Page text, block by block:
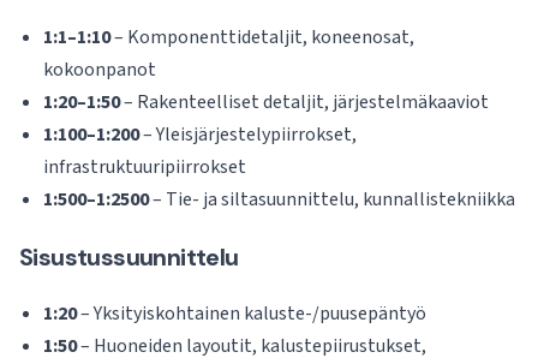
1:1–1:10– Komponenttidetaljit, koneenosat,
kokoonpanot
1:20–1:50– Rakenteelliset detaljit, järjestelmäkaaviot
1:100–1:200– Yleisjärjestelypiirrokset,
infrastruktuuripiirrokset
1:500–1:2500– Tie- ja siltasuunnittelu, kunnallistekniikka
Sisustussuunnittelu
1:20– Yksityiskohtainen kaluste-/puusepäntyö
1:50– Huoneiden layoutit, kalustepiirustukset,